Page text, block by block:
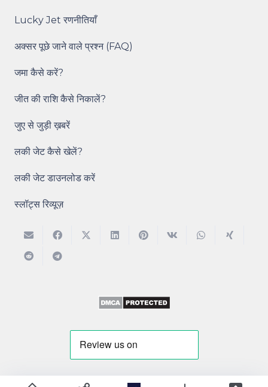
Lucky Jet रणनीतियाँ
अक्सर पूछे जाने वाले प्रश्न (FAQ)
जमा कैसे करें?
जीत की राशि कैसे निकालें?
जुए से जुड़ी ख़बरें
लकी जेट कैसे खेलें?
लकी जेट डाउनलोड करें
स्लॉट्स रिव्यूज़